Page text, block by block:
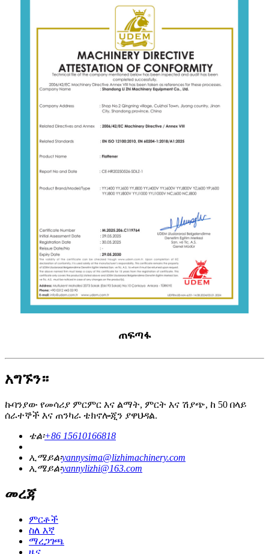
ጠፍጣፋ
አግኙን።
ኩባንያው የመሳሪያ ምርምር እና ልማት, ምርት እና ሽያጭ, ከ 50 በላይ
ሰራተኞች እና ጠንካራ ቴክኖሎጂን ያዋህዳል.
ቴል፡+86 15610166818
ኢሜይል፡yannysima@lizhimachinery.com
ኢሜይል፡yannylizhi@163.com
መረጃ
ምርቶች
ስለ እኛ
ማረጋገጫ
ዜና